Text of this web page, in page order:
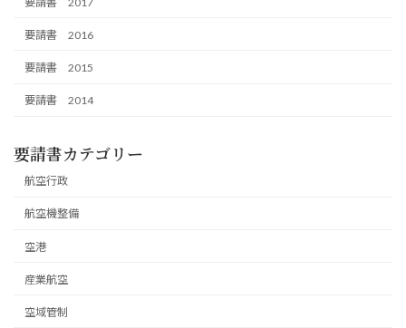
要請書 2016
要請書 2015
要請書 2014
要請書カテゴリー
航空行政
航空機整備
空港
産業航空
空域管制